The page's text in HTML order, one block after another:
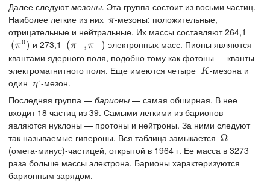
Далее следуютмезоны. Эта группа состоит из восьми частиц.
Наиболее легкие из них π
π-мезоны: положительные,
отрицательные и нейтральные. Их массы составляют 264,1
(π0)
(π0) и 273,1 (π+ , π− )
(π+,π−)
электронных масс. Пионы являются
квантами ядерного поля, подобно тому как фотоны — кванты
электромагнитного поля. Еще имеются четыре K
K -мезона и
один η⋅
η⋅-мезон.
Последняя группа — барионы — самая обширная. В нее
входит 18 частиц из 39. Самыми легкими из барионов
являются нуклоны — протоны и нейтроны. За ними следуют
так называемые гипероны. Вся таблица замыкается Ω−
Ω−
(омега-минус)-частицей, открытой в 1964 г. Ее масса в 3273
раза больше массы электрона. Барионы характеризуются
барионным зарядом.